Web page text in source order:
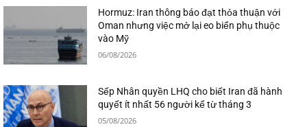
Hormuz: Iran thông báo đạt thỏa thuận với
Oman nhưng việc mở lại eo biển phụ thuộc
vào Mỹ
06/08/2026
Sếp Nhân quyền LHQ cho biết Iran đã hành
quyết ít nhất 56 người kể từ tháng 3
05/08/2026